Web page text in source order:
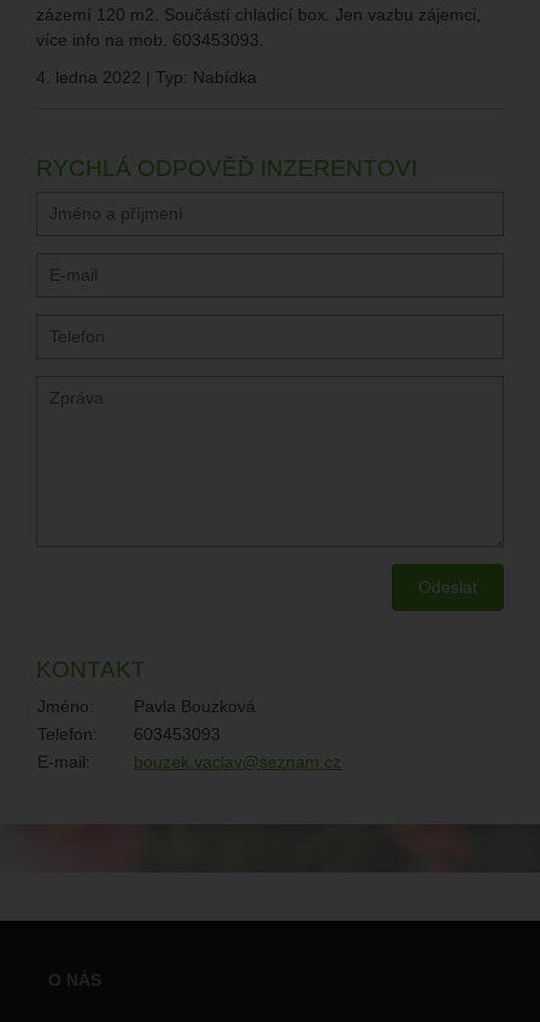
zázemí 120 m2. Součástí chladicí box. Jen vazbu zájemci,
více info na mob. 603453093.
4. ledna 2022 | Typ: Nabídka
RYCHLÁ ODPOVĚĎ INZERENTOVI
KONTAKT
Jméno:
Pavla Bouzková
Telefon:
603453093
E-mail:
bouzek.vaclav@seznam.cz
O NÁS